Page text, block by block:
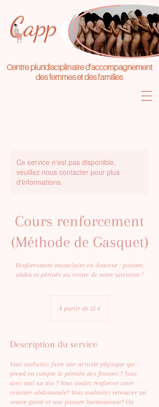
Centre pluridisciplinaire d'accompagnement
des femmes et des familles
Ce service n'est pas disponible,
veuillez nous contacter pour plus
d'informations.
Cours renforcement
(Méthode de Gasquet)
Renforcement musuclaire en douceur : posture,
abdos et périnée au centre de notre attention !
partir
À partir de 15 €
Description du service
Vous souhaitez faire une activité physique qui
prend en compte le périnée des femmes ? Vous
avez mal au dos ? Vous voulez renforcer votre
ceinture abdominale? Vous souhaitez retrouver un
ventre gainé et une posture harmonieuse? Ou